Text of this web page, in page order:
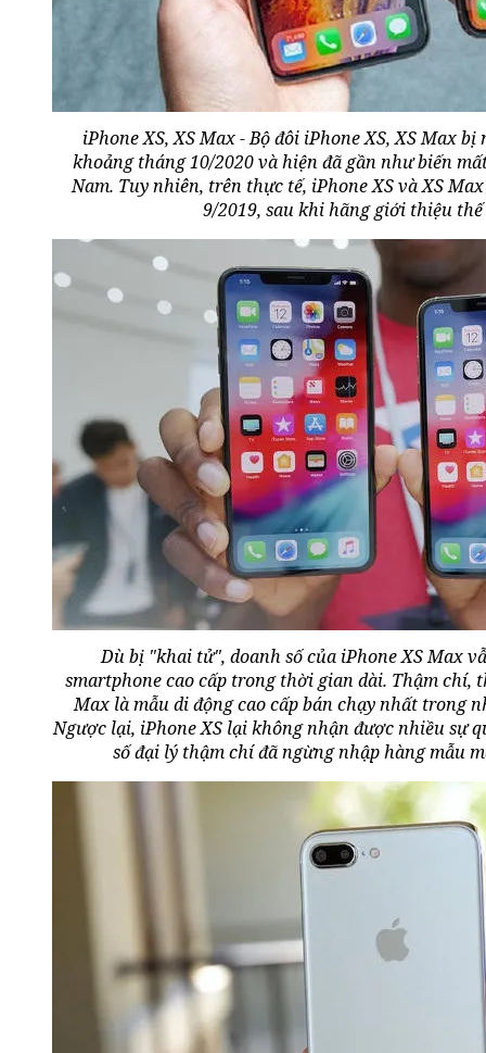
iPhone XS, XS Max - Bộ đôi iPhone XS, XS Max
khoảng tháng 10/2020 và hiện đã gần như biến
Nam. Tuy nhiên, trên thực tế, iPhone XS và XS
9/2019, sau khi hãng giới thiệu thế
Dù bị "khai tử", doanh số của iPhone XS Max
smartphone cao cấp trong thời gian dài. Thậm chí,
Max là mẫu di động cao cấp bán chạy nhất trong
Ngược lại, iPhone XS lại không nhận được nhiều sự
số đại lý thậm chí đã ngừng nhập hàng mẫu